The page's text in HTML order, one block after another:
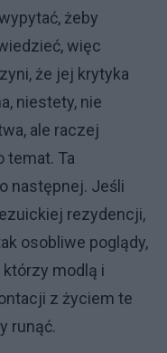
żeby
więc
że jej krytyka
niestety, nie
ale raczej
temat. Ta
następnej. Jeśli
rezydencji,
osobliwe poglądy,
modlą i
z życiem te
runąć.